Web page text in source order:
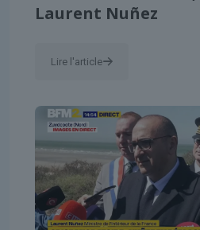
Laurent Nuñez
Lire l'article